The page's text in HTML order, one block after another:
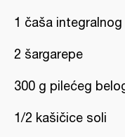
1 čaša
2 šargarepe
300 g pilećeg
1/2 kašičice soli